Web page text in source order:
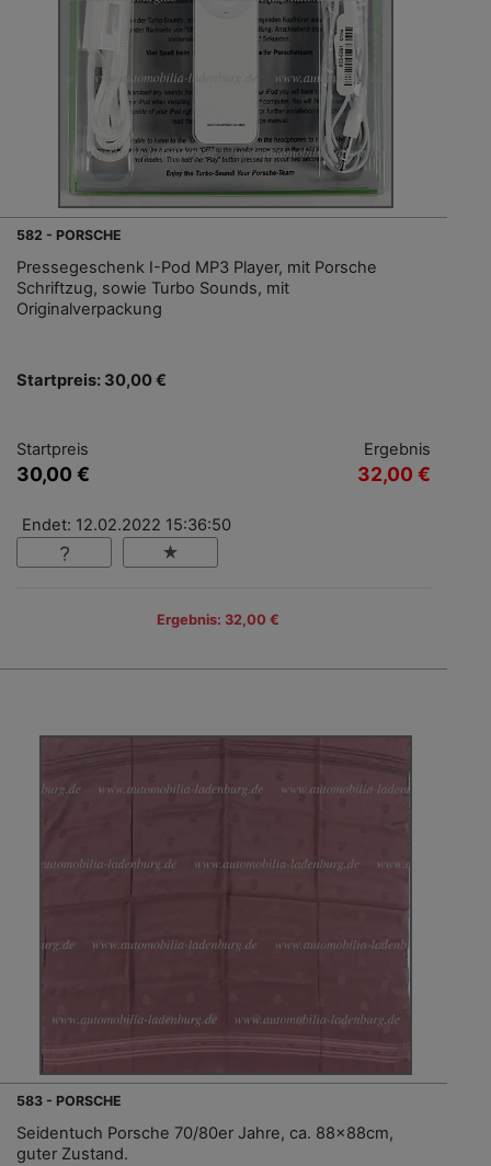
582 - PORSCHE
Pressegeschenk I-Pod MP3 Player, mit Porsche
Schriftzug, sowie Turbo Sounds, mit
Originalverpackung
Startpreis: 30,00 €
Startpreis
30,00 €
Ergebnis
32,00 €
Endet: 12.02.2022 15:36:50
Ergebnis: 32,00 €
583 - PORSCHE
Seidentuch Porsche 70/80er Jahre, ca. 88x88cm,
guter Zustand.